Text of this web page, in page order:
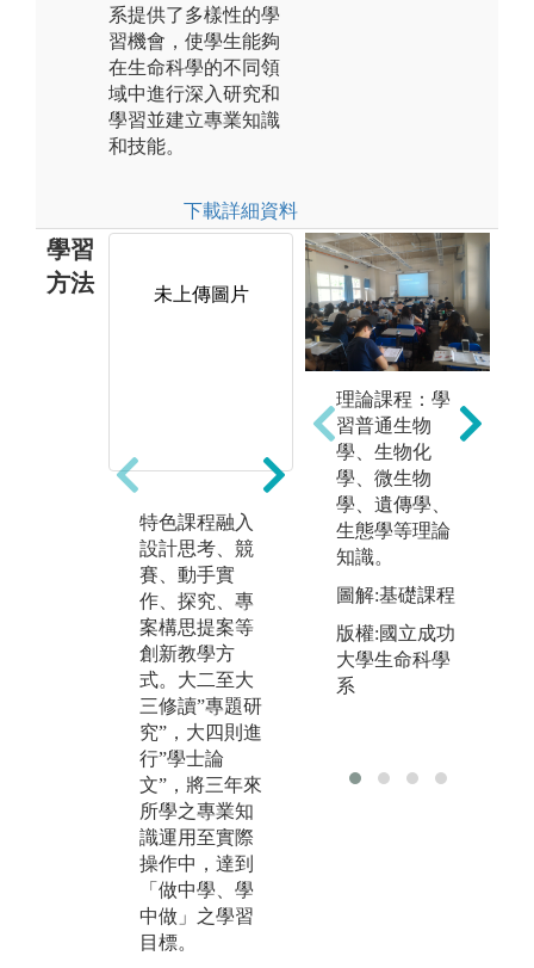
系提供了多樣性的學
習機會，使學生能夠
在生命科學的不同領
域中進行深入研究和
學習並建立專業知識
和技能。
下載詳細資料
學習
方法
未上傳圖片
特色課程融入
設計思考、競
賽、動手實
作、探究、專
案構思提案等
創新教學方
式。大二至大
三修讀”專題研
究”，大四則進
行”學士論
文”，將三年來
所學之專業知
識運用至實際
操作中，達到
「做中學、學
中做」之學習
目標。
未上傳圖片
實作課程（大
二大三專題研
論文）設計，
讓學生「做中
學、學中
做」，提升學
合作與主動學
理論課程：學
習普通生物
學、生物化
學、微生物
學、遺傳學、
生態學等理論
知識。
圖解:基礎課程
版權:國立成功
大學生命科學
系